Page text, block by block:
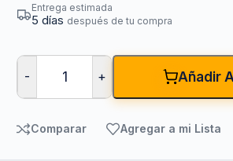
Entrega estimada
5 días después de tu compra
- + Añadir
Comparar Agregar a mi Lista